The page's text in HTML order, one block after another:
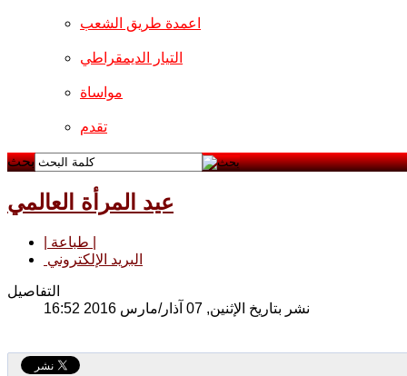
اعمدة طريق الشعب
التيار الديمقراطي
مواساة
تقدم
بحث
عيد المرأة العالمي
البريد الإلكتروني
التفاصيل
نشر بتاريخ الإثنين, 07 آذار/مارس 2016 16:52